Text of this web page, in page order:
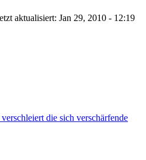
aktualisiert: Jan 29, 2010 - 12:19
die sich verschärfende